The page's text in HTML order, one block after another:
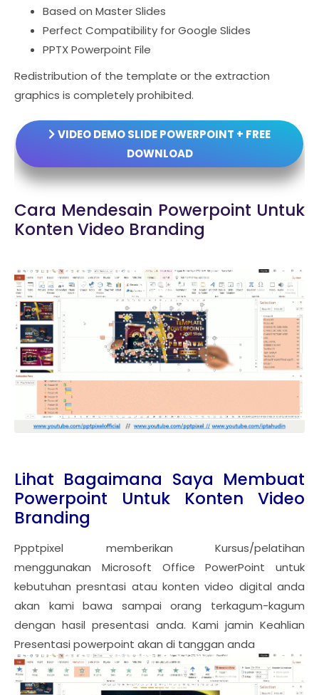
Based on Master Slides
Perfect Compatibility for Google Slides
PPTX Powerpoint File
Redistribution of the template or the extraction
graphics is completely prohibited.
VIDEO DEMO SLIDE POWERPOINT + FREE
DOWNLOAD
Cara Mendesain Powerpoint Untuk
Konten Video Branding
Lihat Bagaimana Saya Membuat
Powerpoint Untuk Konten Video
Branding
Ppptpixel memberikan Kursus/pelatihan
menggunakan Microsoft Office PowerPoint untuk
kebutuhan presntasi atau konten video digital anda
akan kami bawa sampai orang terkagum-kagum
dengan hasil presentasi anda. Kami jamin Keahlian
Presentasi powerpoint akan di tanggan anda